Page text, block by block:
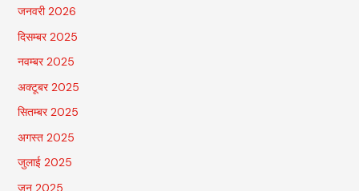
जनवरी 2026
दिसम्बर 2025
नवम्बर 2025
अक्टूबर 2025
सितम्बर 2025
अगस्त 2025
जुलाई 2025
जून 2025